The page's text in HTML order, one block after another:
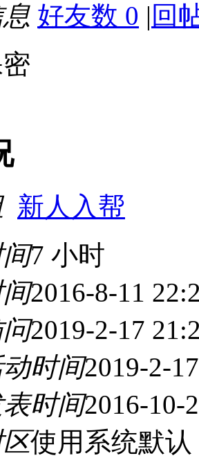
好友数 0 | 回
新人入帮
7 小时
2016-8-11
2019-2-17
动时间2019-2-
表时间2016-10-
使用系统默认